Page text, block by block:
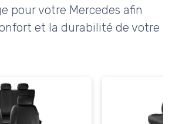
pour votre Mercedes afin
et la durabilité de votre